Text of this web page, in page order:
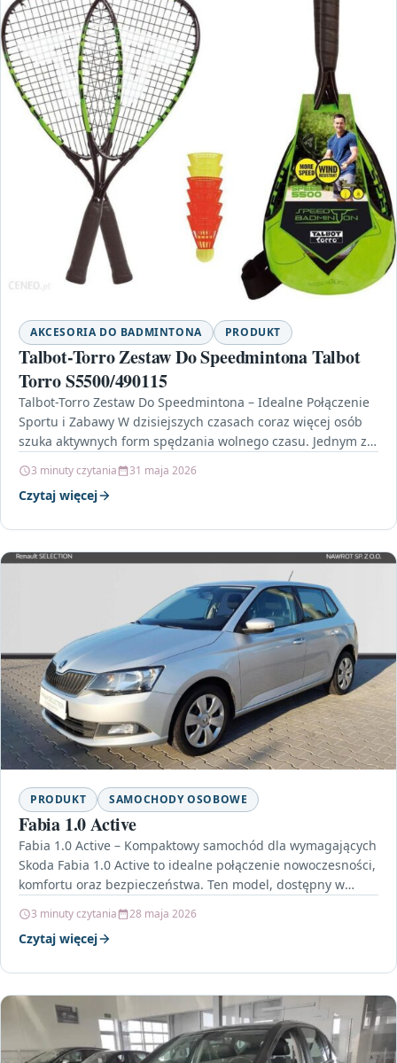
AKCESORIA DO BADMINTONA PRODUKT
Talbot-Torro Zestaw Do Speedmintona Talbot
Torro S5500/490115
Talbot-Torro Zestaw Do Speedmintona – Idealne Połączenie
Sportu i Zabawy W dzisiejszych czasach coraz więcej osób
szuka aktywnych form spędzania wolnego czasu. Jednym z…
3 minuty czytania 31 maja 2026
Czytaj więcej
PRODUKT SAMOCHODY OSOBOWE
Fabia 1.0 Active
Fabia 1.0 Active – Kompaktowy samochód dla wymagających
Skoda Fabia 1.0 Active to idealne połączenie nowoczesności,
komfortu oraz bezpieczeństwa. Ten model, dostępny w
3 minuty czytania 28 maja 2026
Czytaj więcej